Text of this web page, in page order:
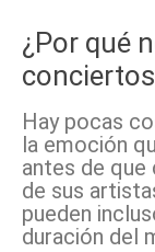
¿Por qué
Hay pocas
la emoción
antes de
de sus
pueden
duración del